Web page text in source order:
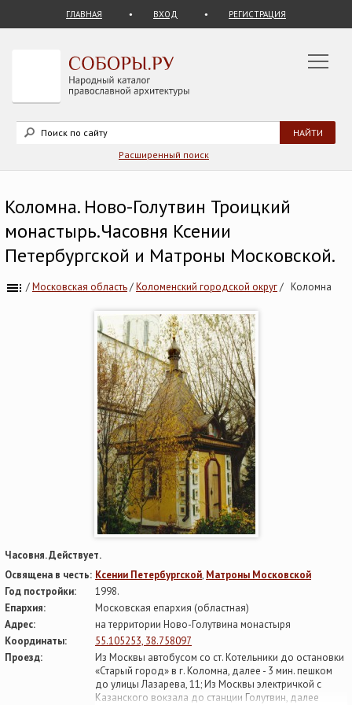
ГЛАВНАЯ ВХОД РЕГИСТРАЦИЯ
Расширенный поиск
Коломна. Ново-Голутвин Троицкий
монастырь.Часовня Ксении
Петербургской и Матроны Московской.
/Московская область/Коломенский городской округ/ Коломна
Часовня. Действует.
Освящена в честь: Ксении Петербургской, Матроны Московской
Год постройки:
1998.
Епархия:
Московская епархия (областная)
Адрес:
на территории Ново-Голутвина монастыря
Координаты:
55.105253, 38.758097
Проезд:
Из Москвы автобусом со ст. Котельники до остановки
«Старый город» в г. Коломна, далее - 3 мин. пешком
до улицы Лазарева, 11; Из Москвы электричкой с
Казанского вокзала до станции Голутвин, далее